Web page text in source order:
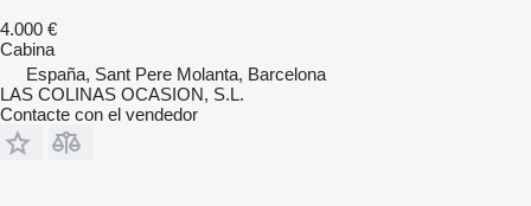
4.000 €
Cabina
España, Sant Pere Molanta, Barcelona
LAS COLINAS OCASION, S.L.
Contacte con el vendedor